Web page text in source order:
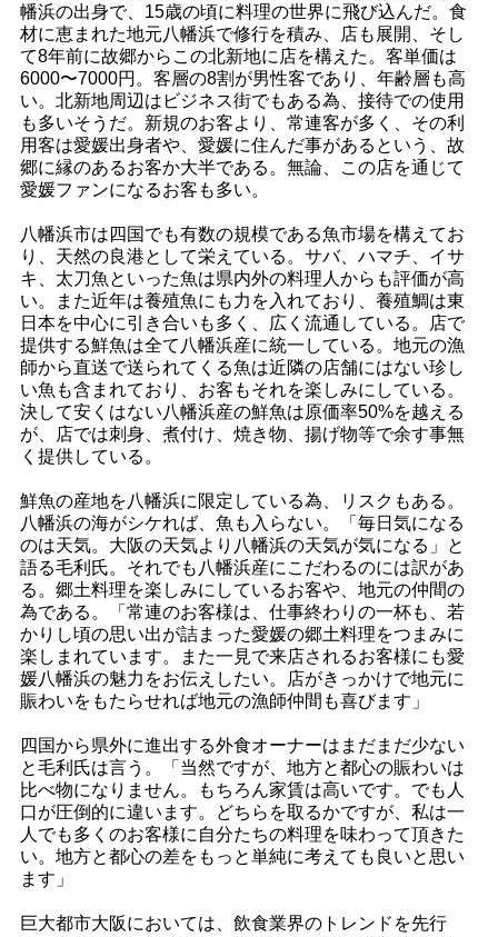
幡浜の出身で、15歳の頃に料理の世界に飛び込んだ。食
材に恵まれた地元八幡浜で修行を積み、店も展開、そし
て8年前に故郷からこの北新地に店を構えた。客単価は
6000〜7000円。客層の8割が男性客であり、年齢層も高
い。北新地周辺はビジネス街でもある為、接待での使用
も多いそうだ。新規のお客より、常連客が多く、その利
用客は愛媛出身者や、愛媛に住んだ事があるという、故
郷に縁のあるお客か大半である。無論、この店を通じて
愛媛ファンになるお客も多い。
八幡浜市は四国でも有数の規模である魚市場を構えてお
り、天然の良港として栄えている。サバ、ハマチ、イサ
キ、太刀魚といった魚は県内外の料理人からも評価が高
い。また近年は養殖魚にも力を入れており、養殖鯛は東
日本を中心に引き合いも多く、広く流通している。店で
提供する鮮魚は全て八幡浜産に統一している。地元の漁
師から直送で送られてくる魚は近隣の店舗にはない珍し
い魚も含まれており、お客もそれを楽しみにしている。
決して安くはない八幡浜産の鮮魚は原価率50%を越える
が、店では刺身、煮付け、焼き物、揚げ物等で余す事無
く提供している。
鮮魚の産地を八幡浜に限定している為、リスクもある。
八幡浜の海がシケれば、魚も入らない。「毎日気になる
のは天気。大阪の天気より八幡浜の天気が気になる」と
語る毛利氏。それでも八幡浜産にこだわるのには訳があ
る。郷土料理を楽しみにしているお客や、地元の仲間の
為である。「常連のお客様は、仕事終わりの一杯も、若
かりし頃の思い出が詰まった愛媛の郷土料理をつまみに
楽しまれています。また一見で来店されるお客様にも愛
媛八幡浜の魅力をお伝えしたい。店がきっかけで地元に
賑わいをもたらせれば地元の漁師仲間も喜びます」
四国から県外に進出する外食オーナーはまだまだ少ない
と毛利氏は言う。「当然ですが、地方と都心の賑わいは
比べ物になりません。もちろん家賃は高いです。でも人
口が圧倒的に違います。どちらを取るかですが、私は一
人でも多くのお客様に自分たちの料理を味わって頂きた
い。地方と都心の差をもっと単純に考えても良いと思い
ます」
巨大都市大阪においては、飲食業界のトレンドを先行